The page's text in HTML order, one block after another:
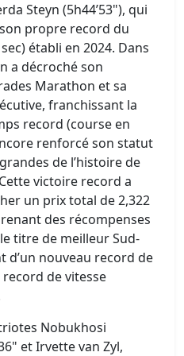
Steyn (5h44’53"), qui
propre record du
établi en 2024. Dans
a décroché son
Marathon et sa
franchissant la
record (course en
renforcé son statut
de l’histoire de
victoire record a
un prix total de 2,322
des récompenses
titre de meilleur Sud-
d’un nouveau record de
de vitesse
Nobukhosi
et Irvette van Zyl,